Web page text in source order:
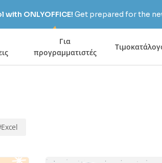
with ONLYOFFICE! Get prepared for the
Για
προγραμματιστές